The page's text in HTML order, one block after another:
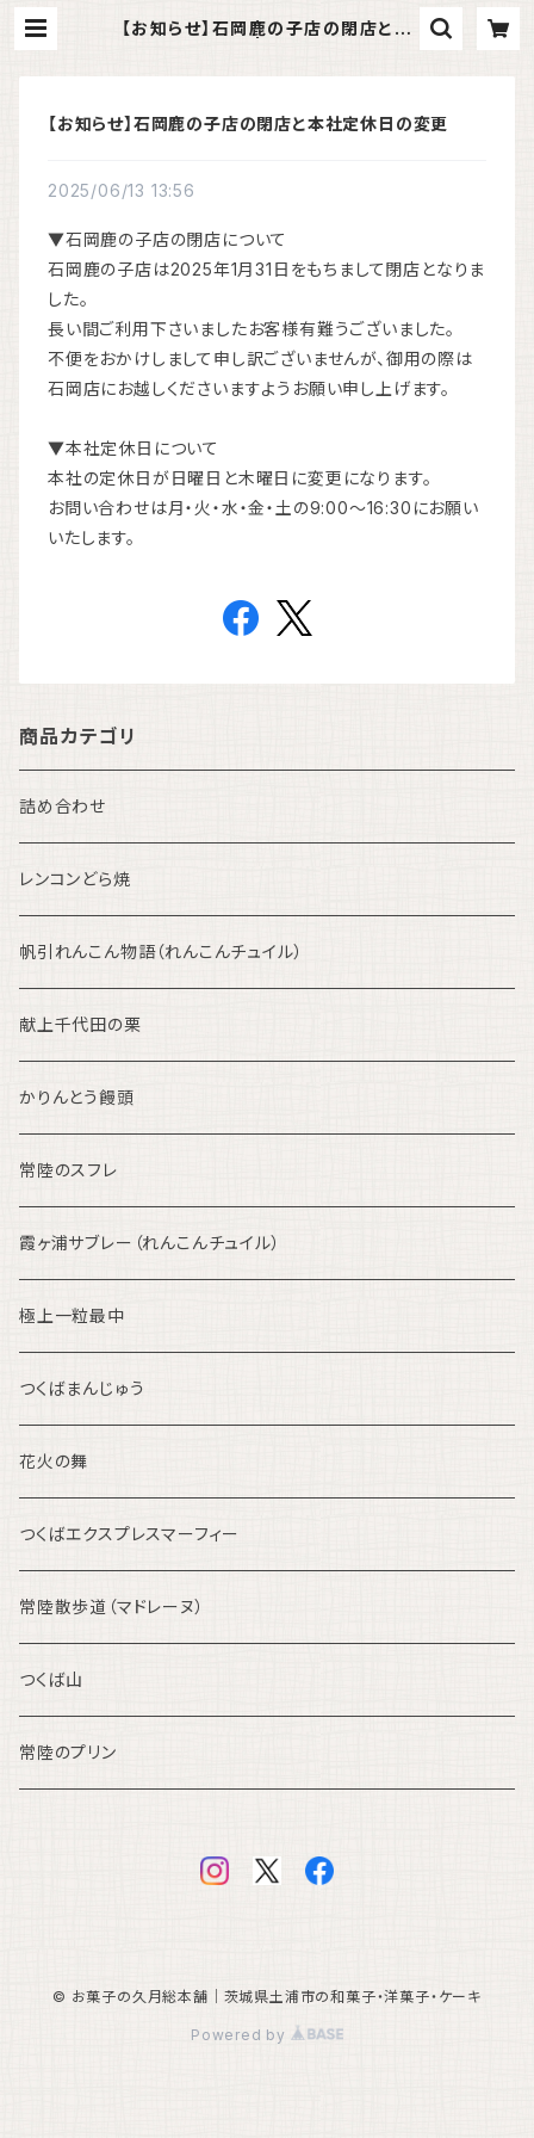
【お知らせ】石岡鹿の子店の閉店と本
【お知らせ】石岡鹿の子店の閉店と本社定休日の変更
2025/06/13 13:56
▼石岡鹿の子店の閉店について
石岡鹿の子店は2025年1月31日をもちまして閉店となりま
した。
長い間ご利用下さいましたお客様有難うございました。
不便をおかけしまして申し訳ございませんが、御用の際は
石岡店にお越しくださいますようお願い申し上げます。
▼本社定休日について
本社の定休日が日曜日と木曜日に変更になります。
お問い合わせは月・火・水・金・土の9:00～16:30にお願い
いたします。
商品カテゴリ
詰め合わせ
レンコンどら焼
帆引れんこん物語（れんこんチュイル）
献上千代田の栗
かりんとう饅頭
常陸のスフレ
霞ヶ浦サブレー（れんこんチュイル）
極上一粒最中
つくばまんじゅう
花火の舞
つくばエクスプレスマーフィー
常陸散歩道（マドレーヌ）
つくば山
常陸のプリン
© お菓子の久月総本舗｜茨城県土浦市の和菓子・洋菓子・ケーキ
Powered by